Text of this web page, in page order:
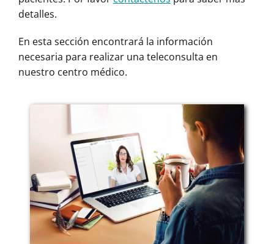
detalles.
En esta sección encontrará la información
necesaria para realizar una teleconsulta en
nuestro centro médico.